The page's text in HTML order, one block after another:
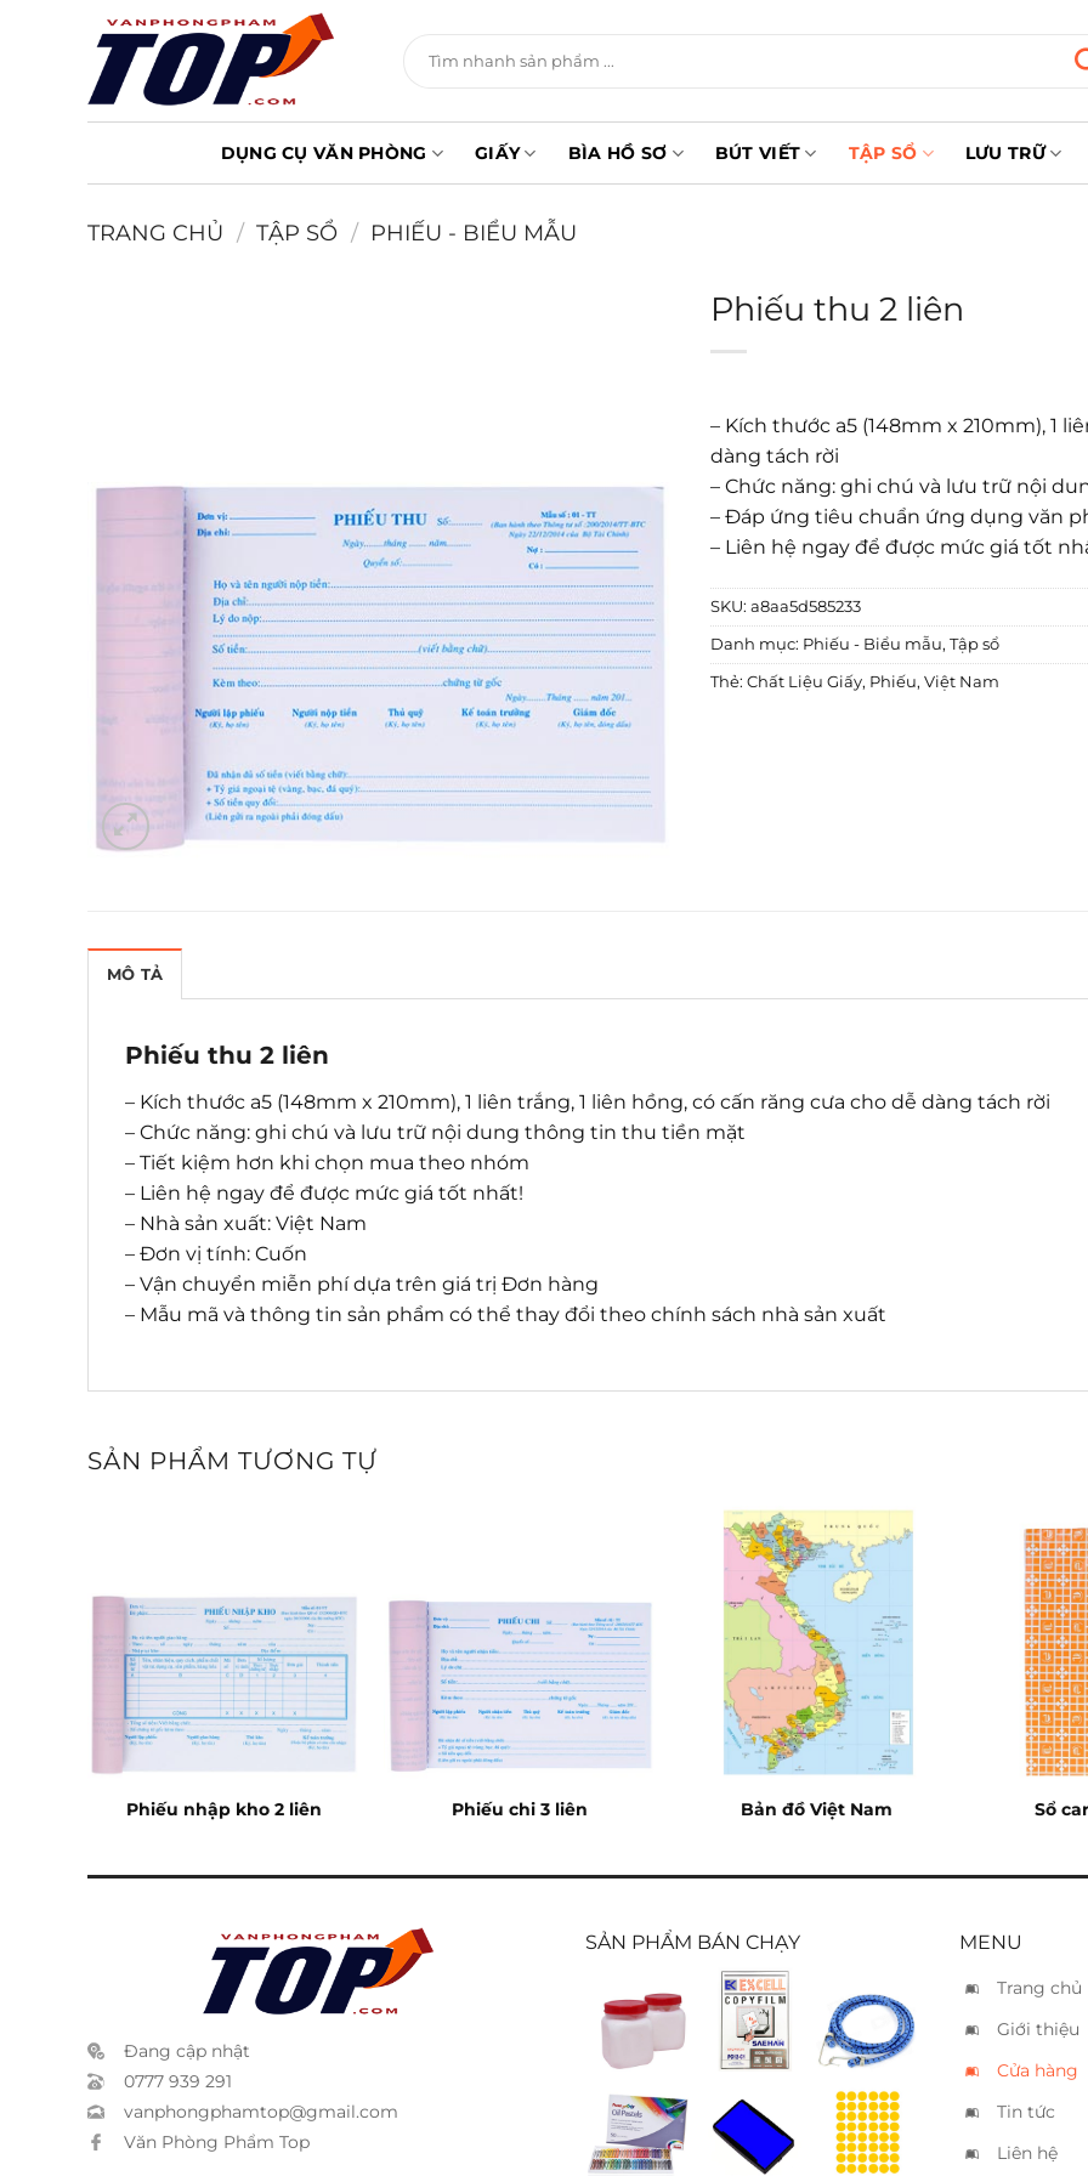
kiếm:
DỤNG CỤ VĂN PHÒNG GIẤY BÌA HỒ SƠ BÚT VIẾT TẬP SỔ LƯU TRỮ
TRANG CHỦ / TẬP SỔ / PHIẾU - BIỂU MẪU
Phiếu thu 2 liên
– Kích thước a5 (148mm x 210mm), 1
dàng tách rời
– Chức năng: ghi chú và lưu trữ nội
– Đáp ứng tiêu chuẩn ứng dụng văn
– Liên hệ ngay để được mức giá tốt
SKU: a8aa5d585233
Danh mục: Phiếu - Biểu mẫu, Tập sổ
Thẻ: Chất Liệu Giấy, Phiếu, Việt Nam
MÔ TẢ
Phiếu thu 2 liên
– Kích thước a5 (148mm x 210mm), 1 liên trắng, 1 liên hồng, có cấn răng cưa cho dễ dàng tách rời
– Chức năng: ghi chú và lưu trữ nội dung thông tin thu tiền mặt
– Tiết kiệm hơn khi chọn mua theo nhóm
– Liên hệ ngay để được mức giá tốt nhất!
– Nhà sản xuất: Việt Nam
– Đơn vị tính: Cuốn
– Vận chuyển miễn phí dựa trên giá trị Đơn hàng
– Mẫu mã và thông tin sản phẩm có thể thay đổi theo chính sách nhà sản xuất
SẢN PHẨM TƯƠNG TỰ
Phiếu nhập kho 2 liên Phiếu chi 3 liên Bản đồ Việt Nam Sổ
Đang cập nhật
0777 939 291
vanphongphamtop@gmail.com
Văn Phòng Phẩm Top
SẢN PHẨM BÁN CHẠY
Keo sữa Film
chiếu
Excell
Dây thun
gàng
Sáp dầu
Pentel
50 màu
Tampon
Shiny
xanh S-
Nhãn
decal
tròn
MENU
Trang chủ
Giới thiệu
Cửa hàng
Tin tức
Liên hệ